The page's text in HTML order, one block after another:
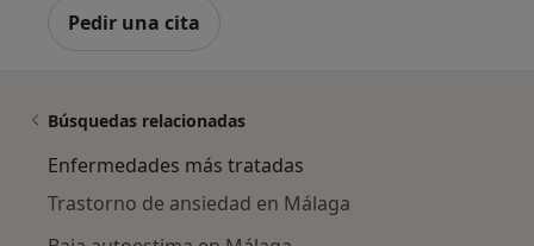
Pedir una cita
Búsquedas relacionadas
Enfermedades más tratadas
Trastorno de ansiedad en Málaga